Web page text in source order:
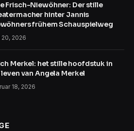
Frisch-Niewöhner: Der stille
hinter Jannis
frühem Schauspielweg
20, 2026
Merkel: het stille hoofdstuk in
van Angela Merkel
18, 2026